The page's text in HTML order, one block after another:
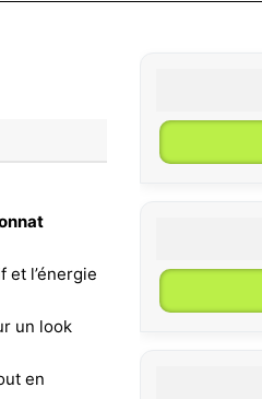
et l’énergie
un look
en